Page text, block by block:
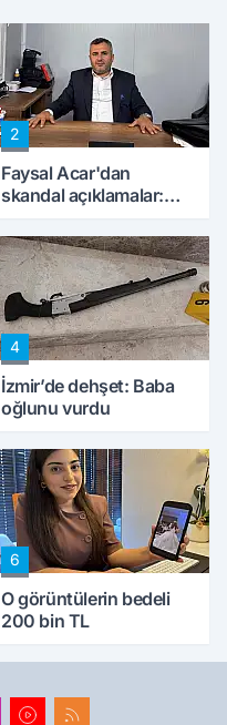
2
Faysal Acar'dan
skandal açıklamalar:
peynircilerimizi de
kıskaca aldı, müdahale
ettik'
4
İzmir’de dehşet: Baba
oğlunu vurdu
6
O görüntülerin bedeli
200 bin TL